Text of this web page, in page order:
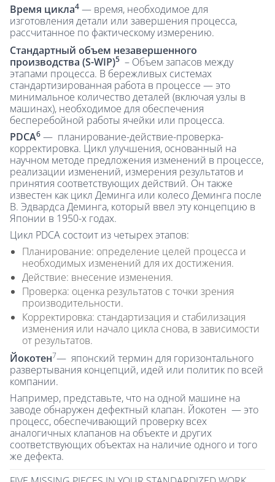
Время цикла4 — время, необходимое для
изготовления детали или завершения процесса,
рассчитанное по фактическому измерению.
Стандартный объем незавершенного
производства (S-WIP)5 – Объем запасов между
этапами процесса. В бережливых системах
стандартизированная работа в процессе — это
минимальное количество деталей (включая узлы в
машинах), необходимое для обеспечения
бесперебойной работы ячейки или процесса.
PDCA6 — планирование-действие-проверка-
корректировка. Цикл улучшения, основанный на
научном методе предложения изменений в процессе,
реализации изменений, измерения результатов и
принятия соответствующих действий. Он также
известен как цикл Деминга или колесо Деминга после
В. Эдвардса Деминга, который ввел эту концепцию в
Японии в 1950-х годах.
Цикл PDCA состоит из четырех этапов:
Планирование: определение целей процесса и
необходимых изменений для их достижения.
Действие: внесение изменения.
Проверка: оценка результатов с точки зрения
производительности.
Корректировка: стандартизация и стабилизация
изменения или начало цикла снова, в зависимости
от результатов.
Йокотен7— японский термин для горизонтального
развертывания концепций, идей или политик по всей
компании.
Например, представьте, что на одной машине на
заводе обнаружен дефектный клапан. Йокотен — это
процесс, обеспечивающий проверку всех
аналогичных клапанов на объекте и других
соответствующих объектах на наличие одного и того
же дефекта.